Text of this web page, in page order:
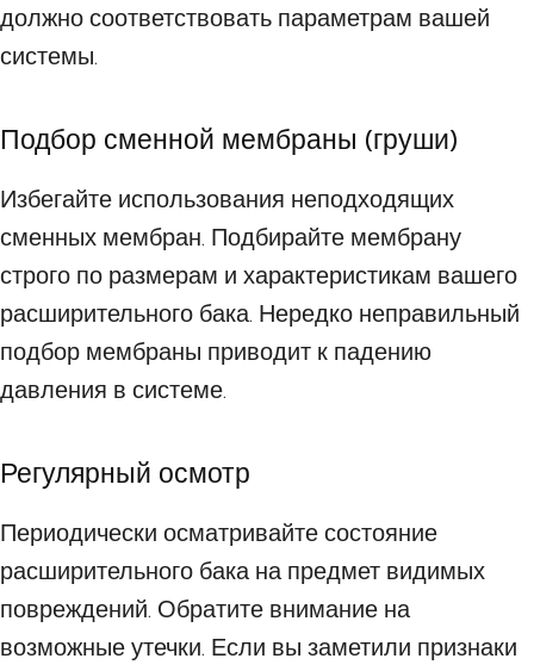
должно соответствовать параметрам вашей
системы.
Подбор сменной мембраны (груши)
Избегайте использования неподходящих
сменных мембран. Подбирайте мембрану
строго по размерам и характеристикам вашего
расширительного бака. Нередко неправильный
подбор мембраны приводит к падению
давления в системе.
Регулярный осмотр
Периодически осматривайте состояние
расширительного бака на предмет видимых
повреждений. Обратите внимание на
возможные утечки. Если вы заметили признаки